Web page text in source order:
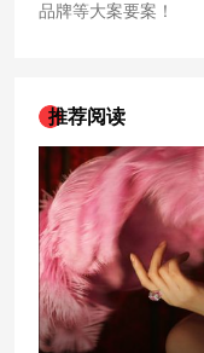
品牌等大案要案！
推荐阅读